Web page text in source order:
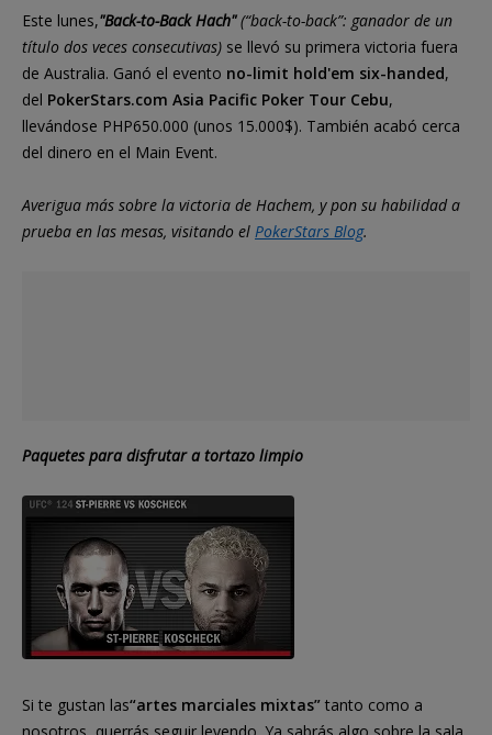
Este lunes,"Back-to-Back Hach" (“back-to-back”: ganador de un
título dos veces consecutivas) se llevó su primera victoria fuera
de Australia. Ganó el evento no-limit hold'em six-handed,
del PokerStars.com Asia Pacific Poker Tour Cebu,
llevándose PHP650.000 (unos 15.000$). También acabó cerca
del dinero en el Main Event.
Averigua más sobre la victoria de Hachem, y pon su habilidad a
prueba en las mesas, visitando el PokerStars Blog.
Paquetes para disfrutar a tortazo limpio
Si te gustan las“artes marciales mixtas” tanto como a